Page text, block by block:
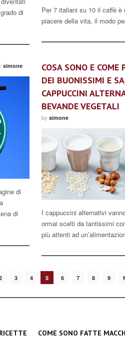
di
Per 7 italiani su 10 il caffè è
piacere della vita, il modo
simone
di
di
COSA SONO E COME
DEI BUONISSIMI E
CAPPUCCINI
BEVANDE VEGETALI
by simone
I cappuccini alternativi
ormai scelti da tantissimi
più attenti ad
3 4 5 6 7 8 9
COME SONO FATTE